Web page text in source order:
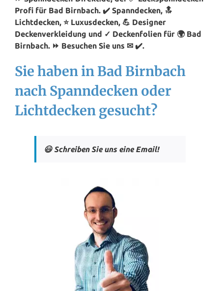
Profi für Bad Birnbach. ✔️ Spanndecken, 🔝
Lichtdecken, ⭐ Luxusdecken, 💪 Designer
Deckenverkleidung und ✓ Deckenfolien für 🌍 Bad
Birnbach. ⏩ Besuchen Sie uns ✉ ✔️.
Sie haben in Bad Birnbach
nach Spanndecken oder
Lichtdecken gesucht?
😃 Schreiben Sie uns eine Email!